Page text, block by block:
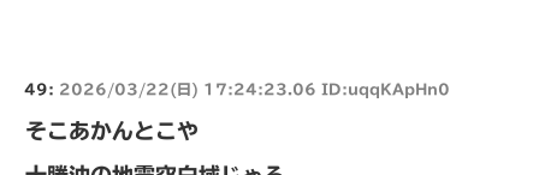
49: 2026/03/22(日) 17:24:23.06 ID:uqqKApHn0
そこあかんとこや